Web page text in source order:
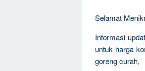
Selamat
Informasi
untuk harga
goreng curah,